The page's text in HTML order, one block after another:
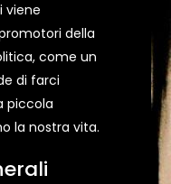
viene
della
come un
di farci
piccola
la nostra vita.